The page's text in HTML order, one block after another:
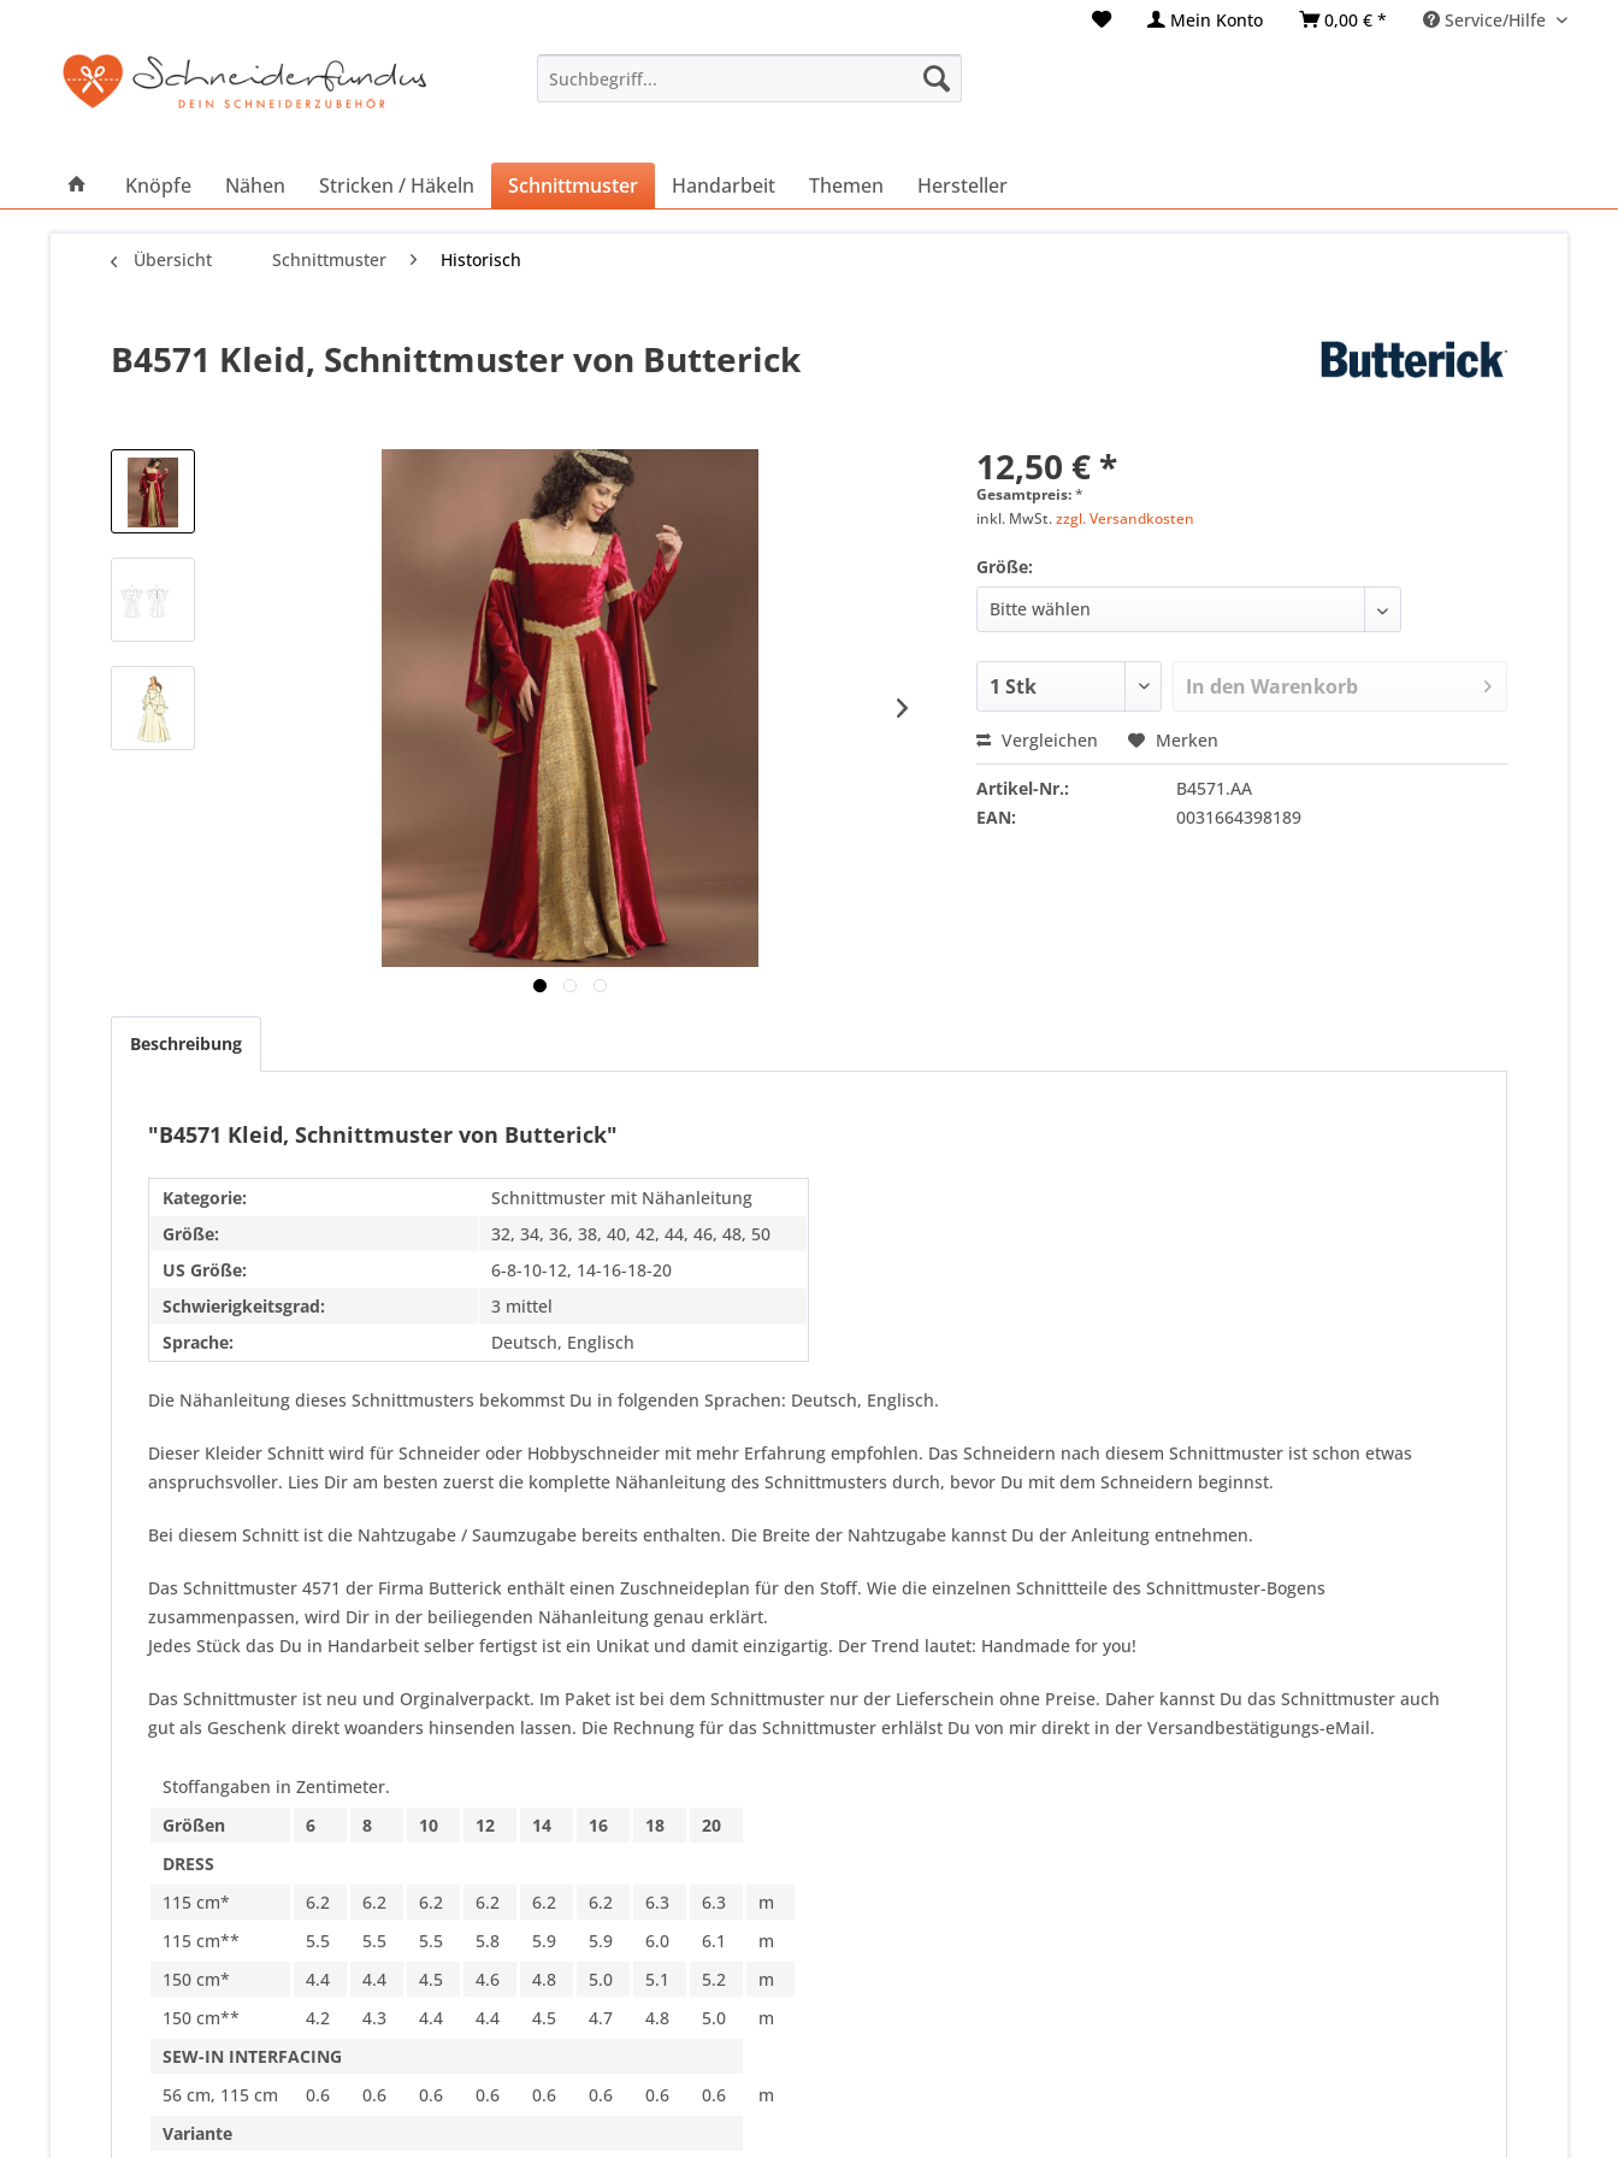
Mein Konto 0,00 € * Service/Hilfe
Knöpfe Nähen Stricken / Häkeln Schnittmuster Handarbeit Themen Hersteller
Übersicht Schnittmuster Historisch
B4571 Kleid, Schnittmuster von Butterick
12,50 € *
Gesamtpreis:*
inkl. MwSt.zzgl. Versandkosten
Größe:
In den Warenkorb
Vergleichen Merken
Artikel-Nr.:
B4571.AA
EAN:
0031664398189
Beschreibung
"B4571 Kleid, Schnittmuster von Butterick"
Kategorie:
Schnittmuster mit Nähanleitung
Größe:
32, 34, 36, 38, 40, 42, 44, 46, 48, 50
US Größe:
6-8-10-12, 14-16-18-20
Schwierigkeitsgrad:
3 mittel
Sprache:
Deutsch, Englisch
Die Nähanleitung dieses Schnittmusters bekommst Du in folgenden Sprachen: Deutsch, Englisch.
Dieser Kleider Schnitt wird für Schneider oder Hobbyschneider mit mehr Erfahrung empfohlen. Das Schneidern nach diesem Schnittmuster ist schon etwas
anspruchsvoller. Lies Dir am besten zuerst die komplette Nähanleitung des Schnittmusters durch, bevor Du mit dem Schneidern beginnst.
Bei diesem Schnitt ist die Nahtzugabe / Saumzugabe bereits enthalten. Die Breite der Nahtzugabe kannst Du der Anleitung entnehmen.
Das Schnittmuster 4571 der Firma Butterick enthält einen Zuschneideplan für den Stoff. Wie die einzelnen Schnittteile des Schnittmuster-Bogens
zusammenpassen, wird Dir in der beiliegenden Nähanleitung genau erklärt.
Jedes Stück das Du in Handarbeit selber fertigst ist ein Unikat und damit einzigartig. Der Trend lautet: Handmade for you!
Das Schnittmuster ist neu und Orginalverpackt. Im Paket ist bei dem Schnittmuster nur der Lieferschein ohne Preise. Daher kannst Du das Schnittmuster auch
gut als Geschenk direkt woanders hinsenden lassen. Die Rechnung für das Schnittmuster erhlälst Du von mir direkt in der Versandbestätigungs-eMail.
Stoffangaben in Zentimeter.
Größen
6 8 10 12 14 16 18
20
DRESS
115 cm*
6.2 6.2 6.2 6.2 6.2 6.2 6.3 6.3
m
115 cm**
5.5 5.5 5.5 5.8 5.9 5.9 6.0 6.1
m
150 cm*
4.4 4.4 4.5 4.6 4.8 5.0 5.1 5.2
m
150 cm**
4.2 4.3 4.4 4.4 4.5 4.7 4.8 5.0
m
SEW-IN INTERFACING
56 cm, 115 cm
0.6 0.6 0.6 0.6 0.6 0.6 0.6 0.6
m
Variante